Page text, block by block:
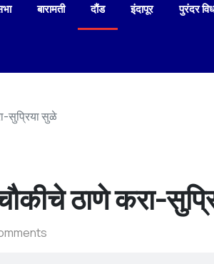
बारामती दौंड इंदापूर पुरंदर
सुप्रिया सुळे
ठाणे करा-